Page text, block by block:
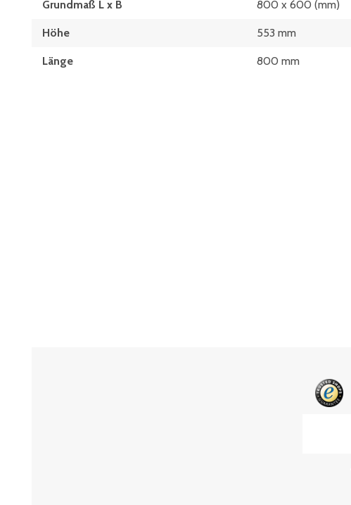
Grundmaß L x B 800 x 600 (mm)
Höhe 553 mm
Länge 800 mm